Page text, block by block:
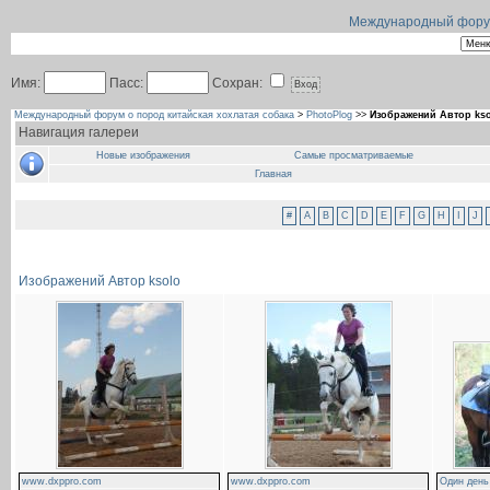
Международный
Имя: Пасс: Сохран:
Международный форум о пород китайская хохлатая собака > PhotoPlog >> Изображений Автор
Навигация галереи
Новые изображения
Самые просматриваемые
Главная
# A B C D E F G H J
Изображений Автор ksolo
www.dxppro.com www.dxppro.com Один